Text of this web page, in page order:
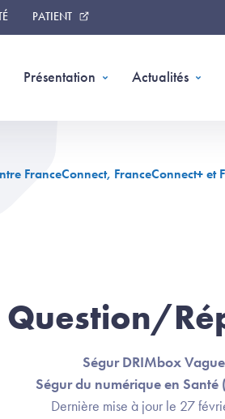
PATIENT
Présentation Actualités
FranceConnect, FranceConnect+
Question/
Ségur DRIMbox
Ségur du numérique en Santé
Dernière mise à jour le 27